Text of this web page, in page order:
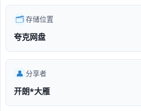
🗂️存储位置
夸克网盘
👤 分享者
开朗*大雁